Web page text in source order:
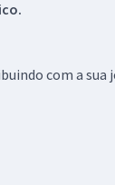
com a